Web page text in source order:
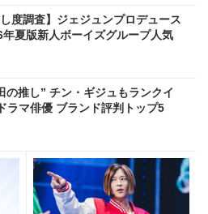
度調査】ジェジュンプロデュース
年夏版新人ボーイズグループ人気
の推し” チン・ギジュもランクイ
ラマ俳優 ブランド評判トップ5